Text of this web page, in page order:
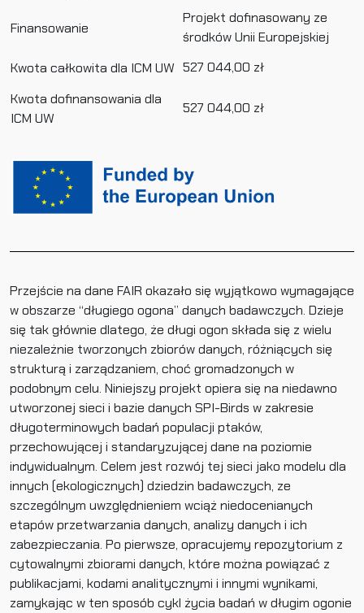
Finansowanie
Projekt dofinasowany ze
środków Unii Europejskiej
Kwota całkowita dla ICM UW 527 044,00 zł
Kwota dofinansowania dla
ICM UW
527 044,00 zł
Przejście na dane FAIR okazało się wyjątkowo wymagające
w obszarze “długiego ogona” danych badawczych. Dzieje
się tak głównie dlatego, że długi ogon składa się z wielu
niezależnie tworzonych zbiorów danych, różniących się
strukturą i zarządzaniem, choć gromadzonych w
podobnym celu. Niniejszy projekt opiera się na niedawno
utworzonej sieci i bazie danych SPI-Birds w zakresie
długoterminowych badań populacji ptaków,
przechowującej i standaryzującej dane na poziomie
indywidualnym. Celem jest rozwój tej sieci jako modelu dla
innych (ekologicznych) dziedzin badawczych, ze
szczególnym uwzględnieniem wciąż niedocenianych
etapów przetwarzania danych, analizy danych i ich
zabezpieczania. Po pierwsze, opracujemy repozytorium z
cytowalnymi zbiorami danych, które można powiązać z
publikacjami, kodami analitycznymi i innymi wynikami,
zamykając w ten sposób cykl życia badań w długim ogonie